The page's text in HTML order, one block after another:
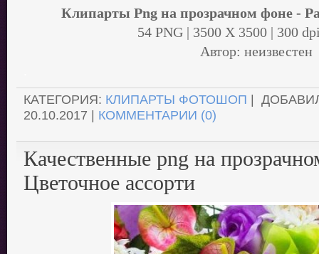
Клипарты Png на прозрачном фоне -
54 PNG | 3500 Х 3500 | 300
Автор: неизвестен
КАТЕГОРИЯ: КЛИПАРТЫ ФОТОШОП |
20.10.2017 | КОММЕНТАРИИ (0)
Качественные png на
Цветочное ассорти